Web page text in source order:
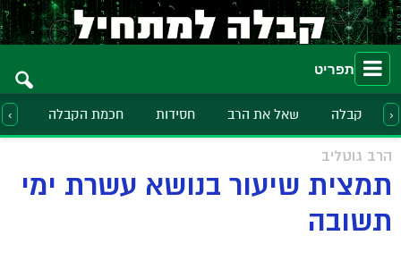
תפריט
קבלה שאל את הרב חסידות חכמת הקבלה ›
‹
הרב גוטליב
תמצית שיעור בנושא עשרת ימי
תשובה